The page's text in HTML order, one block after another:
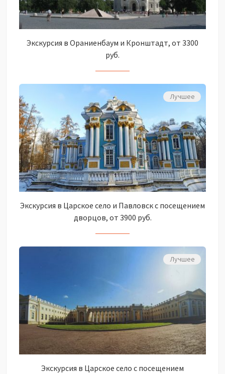
Экскурсия в Ораниенбаум и Кронштадт, от 3300
руб.
Лучшее
Экскурсия в Царское село и Павловск с посещением
дворцов, от 3900 руб.
Лучшее
Экскурсия в Царское село с посещением